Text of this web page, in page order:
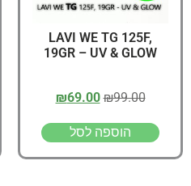
LAVI WE TG 125F,
19GR – UV & GLOW
₪99.00
₪69.00
הוספה לסל